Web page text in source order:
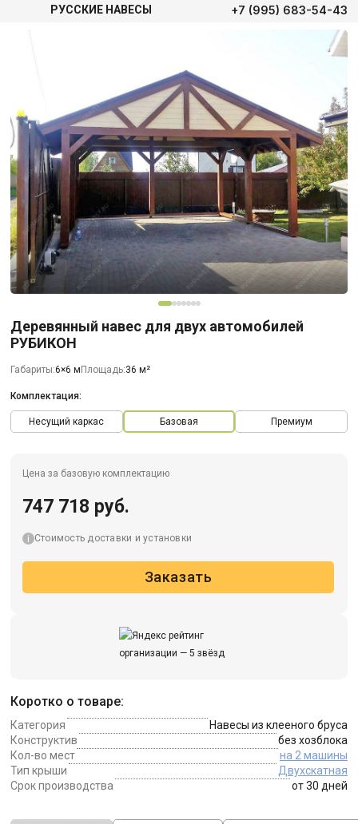
РУССКИЕ НАВЕСЫ +7 (995) 683-54-43
Деревянный навес для двух автомобилей
РУБИКОН
Габариты:6×6 м Площадь:36 м²
Комплектация:
Несущий каркас Базовая Премиум
Коротко о товаре:
Категория
Навесы из клееного бруса
Конструктив
без хозблока
Кол-во мест
на 2 машины
Тип крыши
Двухскатная
Срок производства
от 30 дней
Цена за базовую комплектацию
747 718 руб.
Стоимость доставки и установки
Заказать